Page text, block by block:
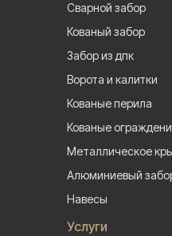
Сварной забор
Кованый забор
Забор из дпк
Ворота и калитки
Металлическое
Навесы
Алюминиевый
Кованые
Кованые перила
Услуги